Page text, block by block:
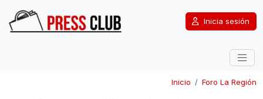
Inicia sesión
Inicio Foro La Región